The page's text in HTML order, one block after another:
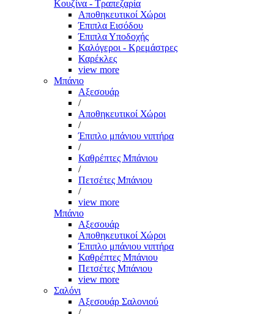
Κουζίνα - Τραπεζαρία
Αποθηκευτικοί Χώροι
Έπιπλα Εισόδου
Έπιπλα Υποδοχής
Καλόγεροι - Κρεμάστρες
Καρέκλες
view more
Μπάνιο
Αξεσουάρ
/
Αποθηκευτικοί Χώροι
/
Έπιπλο μπάνιου νιπτήρα
/
Καθρέπτες Μπάνιου
/
Πετσέτες Μπάνιου
/
view more
Μπάνιο
Αξεσουάρ
Αποθηκευτικοί Χώροι
Έπιπλο μπάνιου νιπτήρα
Καθρέπτες Μπάνιου
Πετσέτες Μπάνιου
view more
Σαλόνι
Αξεσουάρ Σαλονιού